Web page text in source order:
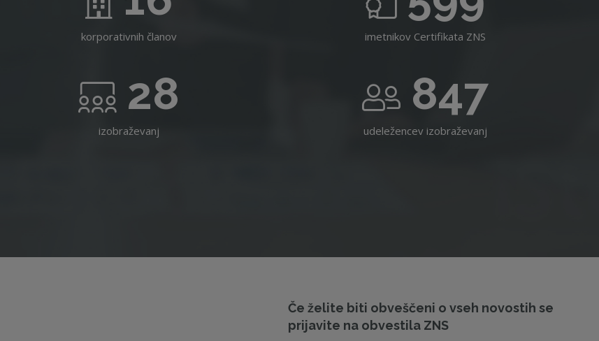
korporativnih članov imetnikov Certifikata ZNS
28
izobraževanj
847
udeležencev izobraževanj
Če želite biti obveščeni o vseh novostih se
prijavite na obvestila ZNS